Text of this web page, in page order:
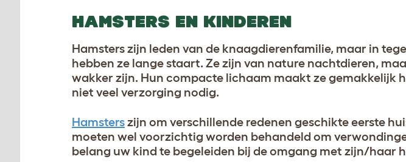
HAMSTERS EN KINDEREN
Hamsters zijn leden van de knaagdierenfamilie, maar in
hebben ze lange staart. Ze zijn van nature nachtdieren,
wakker zijn. Hun compacte lichaam maakt ze gemakkelijk
niet veel verzorging nodig.
Hamsterszijn om verschillende redenen geschikte eerste
moeten wel voorzichtig worden behandeld om
belang uw kind te begeleiden bij de omgang met zijn/haar